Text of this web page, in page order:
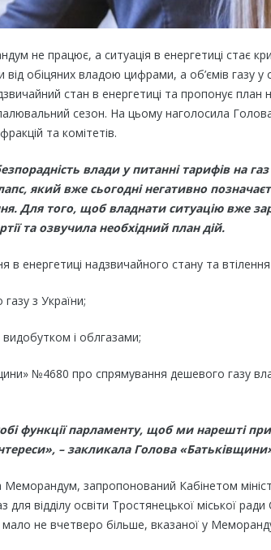
не працює, а ситуація в енергетиці стає
від обіцяних владою цифрами, а об’ємів газу
стан в енергетиці та пропонує план
сезон. На цьому наголосила
та комітетів.
влади у питанні тарифів на
який вже сьогодні негативно
Для того, щоб владнати ситуацію вже
та озвучила необхідний план дій.
енергетиці надзвичайного стану та втілення
з України;
видобутком і облгазами;
№4680 про спрямування дешевого газу
функції парламенту, щоб ми нарешті
– закликала Голова
запропонований Кабінетом
відділу освіти Тростянецької міської ради
не вчетверо більше, вказаної у